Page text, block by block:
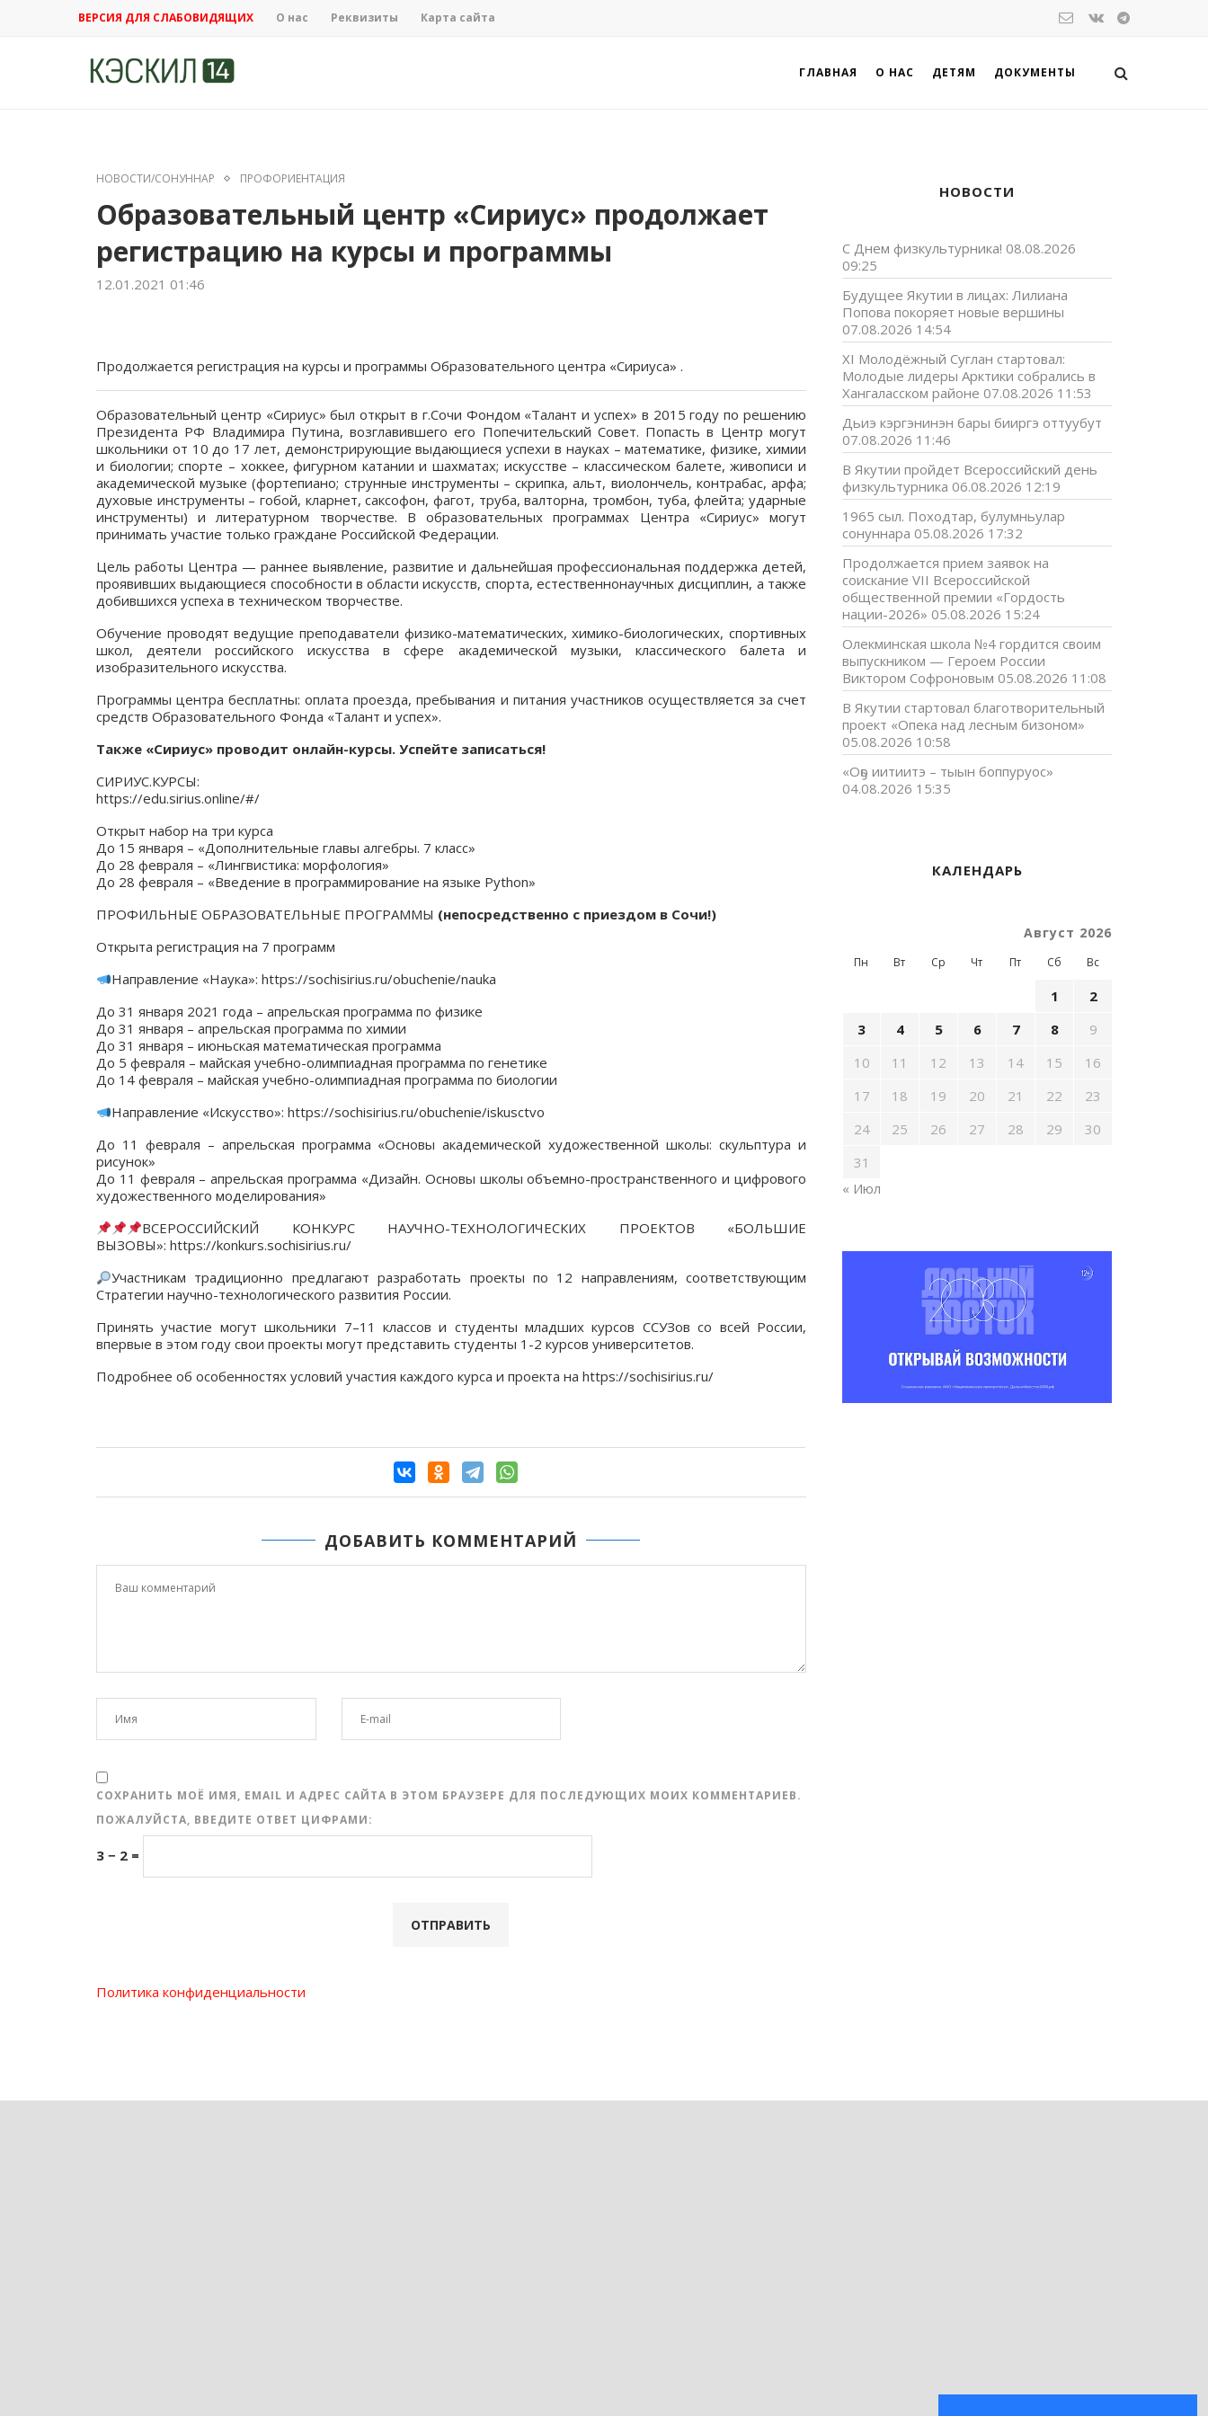
ВЕРСИЯ ДЛЯ СЛАБОВИДЯЩИХ О нас Реквизиты Карта сайта
ГЛАВНАЯ О НАС ДЕТЯМ ДОКУМЕНТЫ
НОВОСТИ/СОНУННАР ПРОФОРИЕНТАЦИЯ
Образовательный центр «Сириус» продолжает
регистрацию на курсы и программы
12.01.2021 01:46
Продолжается регистрация на курсы и программы Образовательного центра «Сириуса» .
Образовательный центр «Сириус» был открыт в г.Сочи Фондом «Талант и успех» в 2015 году по решению
Президента РФ Владимира Путина, возглавившего его Попечительский Совет. Попасть в Центр могут
школьники от 10 до 17 лет, демонстрирующие выдающиеся успехи в науках – математике, физике, химии
и биологии; спорте – хоккее, фигурном катании и шахматах; искусстве – классическом балете, живописи и
академической музыке (фортепиано; струнные инструменты – скрипка, альт, виолончель, контрабас, арфа;
духовые инструменты – гобой, кларнет, саксофон, фагот, труба, валторна, тромбон, туба, флейта; ударные
инструменты) и литературном творчестве. В образовательных программах Центра «Сириус» могут
принимать участие только граждане Российской Федерации.
Цель работы Центра — раннее выявление, развитие и дальнейшая профессиональная поддержка детей,
проявивших выдающиеся способности в области искусств, спорта, естественнонаучных дисциплин, а также
добившихся успеха в техническом творчестве.
Обучение проводят ведущие преподаватели физико-математических, химико-биологических, спортивных
школ, деятели российского искусства в сфере академической музыки, классического балета и
изобразительного искусства.
Программы центра бесплатны: оплата проезда, пребывания и питания участников осуществляется за счет
средств Образовательного Фонда «Талант и успех».
Также «Сириус» проводит онлайн-курсы. Успейте записаться!
СИРИУС.КУРСЫ:
https://edu.sirius.online/#/
Открыт набор на три курса
До 15 января – «Дополнительные главы алгебры. 7 класс»
До 28 февраля – «Лингвистика: морфология»
До 28 февраля – «Введение в программирование на языке Python»
ПРОФИЛЬНЫЕ ОБРАЗОВАТЕЛЬНЫЕ ПРОГРАММЫ (непосредственно с приездом в Сочи!)
Открыта регистрация на 7 программ
Направление «Наука»: https://sochisirius.ru/obuchenie/nauka
До 31 января 2021 года – апрельская программа по физике
До 31 января – апрельская программа по химии
До 31 января – июньская математическая программа
До 5 февраля – майская учебно-олимпиадная программа по генетике
До 14 февраля – майская учебно-олимпиадная программа по биологии
Направление «Искусство»: https://sochisirius.ru/obuchenie/iskusctvo
До 11 февраля – апрельская программа «Основы академической художественной школы: скульптура и
рисунок»
До 11 февраля – апрельская программа «Дизайн. Основы школы объемно-пространственного и цифрового
художественного моделирования»
ВСЕРОССИЙСКИЙ КОНКУРС НАУЧНО-ТЕХНОЛОГИЧЕСКИХ ПРОЕКТОВ «БОЛЬШИЕ
ВЫЗОВЫ»: https://konkurs.sochisirius.ru/
Участникам традиционно предлагают разработать проекты по 12 направлениям, соответствующим
Стратегии научно-технологического развития России.
Принять участие могут школьники 7–11 классов и студенты младших курсов ССУЗов со всей России,
впервые в этом году свои проекты могут представить студенты 1-2 курсов университетов.
Подробнее об особенностях условий участия каждого курса и проекта на https://sochisirius.ru/
ДОБАВИТЬ КОММЕНТАРИЙ
СОХРАНИТЬ МОЁ ИМЯ, EMAIL И АДРЕС САЙТА В ЭТОМ БРАУЗЕРЕ ДЛЯ ПОСЛЕДУЮЩИХ МОИХ КОММЕНТАРИЕВ.
ПОЖАЛУЙСТА, ВВЕДИТЕ ОТВЕТ ЦИФРАМИ:
3 − 2 =
Политика конфиденциальности
НОВОСТИ
С Днем физкультурника! 08.08.2026
09:25
Будущее Якутии в лицах: Лилиана
Попова покоряет новые вершины
07.08.2026 14:54
XI Молодёжный Суглан стартовал:
Молодые лидеры Арктики собрались в
Хангаласском районе 07.08.2026 11:53
Дьиэ кэргэнинэн бары бииргэ оттуубут
07.08.2026 11:46
В Якутии пройдет Всероссийский день
физкультурника 06.08.2026 12:19
1965 сыл. Походтар, булумньулар
сонуннара 05.08.2026 17:32
Продолжается прием заявок на
соискание VII Всероссийской
общественной премии «Гордость
нации-2026» 05.08.2026 15:24
Олекминская школа №4 гордится своим
выпускником — Героем России
Виктором Софроновым 05.08.2026 11:08
В Якутии стартовал благотворительный
проект «Опека над лесным бизоном»
05.08.2026 10:58
«Оҕо иитиитэ – тыын боппуруос»
04.08.2026 15:35
КАЛЕНДАРЬ
Август 2026
Пн Вт Ср Чт Пт Сб Вс
1
2
3
4 5 6 7 8
9
10
11 12 13 14 15
16
17
18 19 20 21 22
23
24
25 26 27 28 29
30
31
« Июл